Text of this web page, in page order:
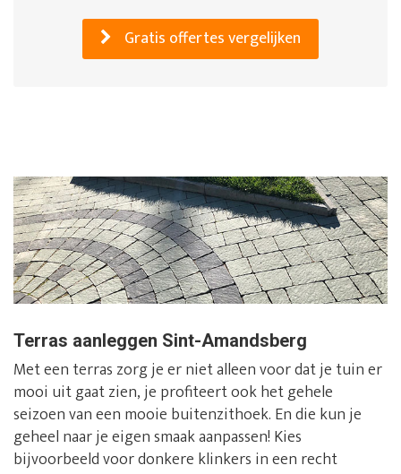
Gratis offertes vergelijken
Terras aanleggen Sint-Amandsberg
Met een terras zorg je er niet alleen voor dat je tuin er
mooi uit gaat zien, je profiteert ook het gehele
seizoen van een mooie buitenzithoek. En die kun je
geheel naar je eigen smaak aanpassen! Kies
bijvoorbeeld voor donkere klinkers in een recht